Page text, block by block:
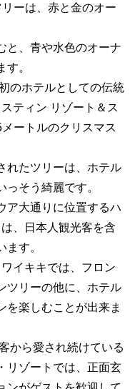
ーは、赤と金のオー
と、青や水色のオーナ
す。
のホテルとしての伝統
ティン リゾート＆ス
ートルのクリスマス
れたツリーは、ホテル
そう綺麗です。
ア大通りに位置するハ
、日本人観光客を含
す。
イキキでは、フロン
ツリーの他に、ホテル
を楽しむことが出来ま
から愛され続けている
リゾートでは、正面玄